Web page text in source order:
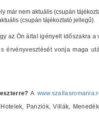
már nem aktuális (csupán
(csupán tájékoztató jellegű).
az Ön által igényelt időszakra
érvényvesztését vonja maga
A
Panziók, Villák,